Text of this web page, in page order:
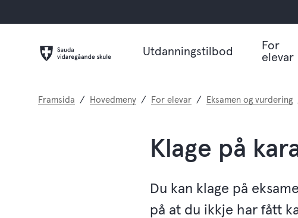
Utdanningstilbod
For
elevar
Du
Framsida Hovedmeny For elevar Eksamen og vurdering
Klage på
Du kan klage på
på at du ikkje har fått